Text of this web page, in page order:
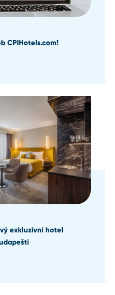
CPIHotels.com!
exkluzivní hotel